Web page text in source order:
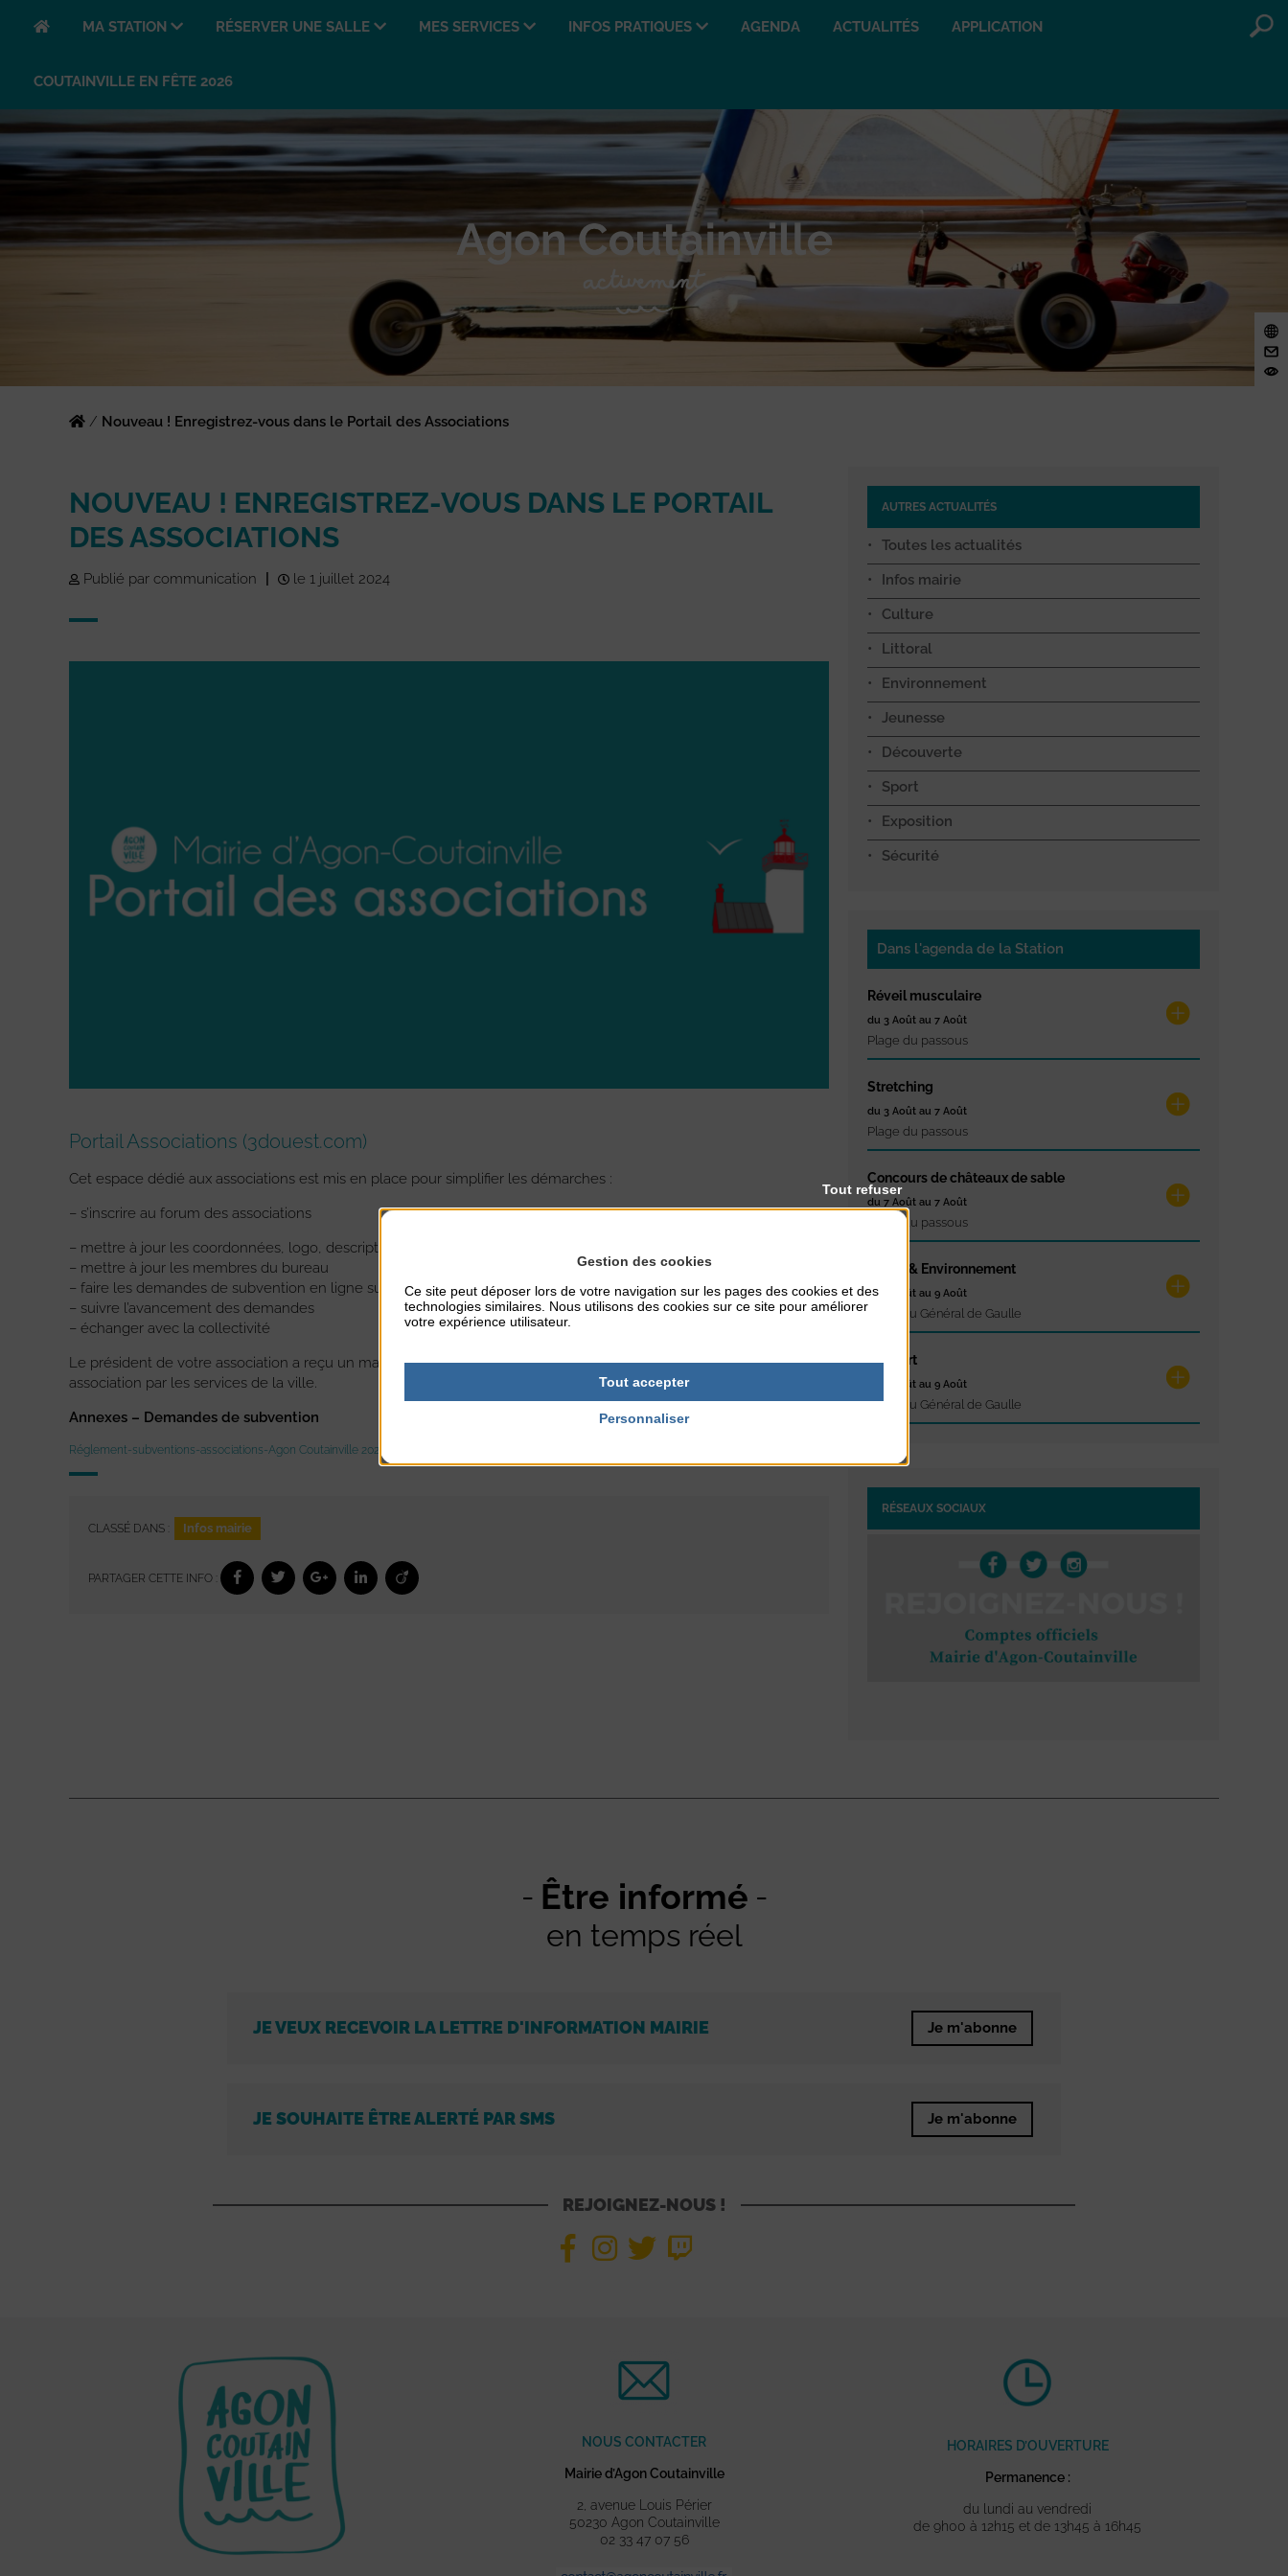
MA STATION RÉSERVER UNE SALLE MES SERVICES INFOS PRATIQUES AGENDA ACTUALITÉS APPLICATION
COUTAINVILLE EN FÊTE 2026
/ Nouveau ! Enregistrez-vous dans le Portail des Associations
NOUVEAU ! ENREGISTREZ-VOUS DANS LE PORTAIL
DES ASSOCIATIONS
Publié par communication le 1 juillet 2024
Portail Associations (3douest.com)
Cet espace dédié aux associations est mis en place pour simplifier les démarches :
– s’inscrire au forum des associations
– mettre à jour les coordonnées, logo, description, site internet, …
– mettre à jour les membres du bureau
– faire les demandes de subvention en ligne sur les formulaires adaptés à leur thématique
– suivre l’avancement des demandes
– échanger avec la collectivité
Le président de votre association a reçu un mail indiquant l’identifiant (adresse mail) enregistré pour votre
association par les services de la ville.
Annexes – Demandes de subvention
Réglement-subventions-associations-Agon Coutainville 2021
CLASSÉ DANS : Infos mairie
PARTAGER CETTE INFO :
AUTRES ACTUALITÉS
Toutes les actualités
Infos mairie
Culture
Littoral
Environnement
Jeunesse
Découverte
Sport
Exposition
Sécurité
Dans l'agenda de la Station
Réveil musculaire
du 3 Août au 7 Août
Plage du passous
Stretching
du 3 Août au 7 Août
Plage du passous
Concours de châteaux de sable
du 7 Août au 7 Août
Plage du passous
Glisse & Environnement
du 9 Août au 9 Août
Place du Général de Gaulle
Concert
du 9 Août au 9 Août
Place du Général de Gaulle
RÉSEAUX SOCIAUX
Être informé
en temps réel
JE VEUX RECEVOIR LA LETTRE D'INFORMATION MAIRIE Je m'abonne
JE SOUHAITE ÊTRE ALERTÉ PAR SMS Je m'abonne
REJOIGNEZ-NOUS !
NOUS CONTACTER
Mairie d’Agon Coutainville
2, avenue Louis Périer
50230 Agon Coutainville
02 33 47 07 56
HORAIRES D’OUVERTURE
Permanence :
du lundi au vendredi
de 9h00 à 12h15 et de 13h45 à 16h45
Gestion des cookies
Ce site peut déposer lors de votre navigation sur les pages des cookies et des
technologies similaires. Nous utilisons des cookies sur ce site pour améliorer
votre expérience utilisateur.
Tout accepter
Tout refuser
Personnaliser